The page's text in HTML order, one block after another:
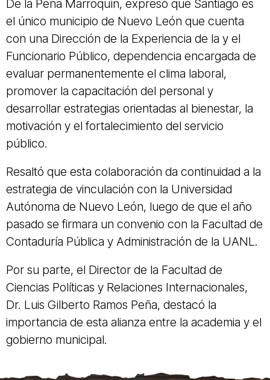
De la Peña Marroquín, expresó que Santiago es
el único municipio de Nuevo León que cuenta
con una Dirección de la Experiencia de la y el
Funcionario Público, dependencia encargada de
evaluar permanentemente el clima laboral,
promover la capacitación del personal y
desarrollar estrategias orientadas al bienestar, la
motivación y el fortalecimiento del servicio
público.
Resaltó que esta colaboración da continuidad a la
estrategia de vinculación con la Universidad
Autónoma de Nuevo León, luego de que el año
pasado se firmara un convenio con la Facultad de
Contaduría Pública y Administración de la UANL.
Por su parte, el Director de la Facultad de
Ciencias Políticas y Relaciones Internacionales,
Dr. Luis Gilberto Ramos Peña, destacó la
importancia de esta alianza entre la academia y el
gobierno municipal.